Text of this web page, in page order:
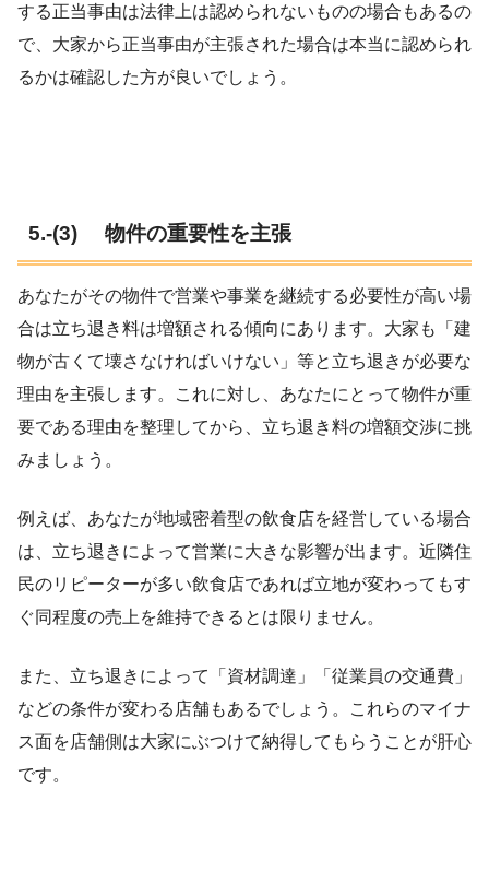
する正当事由は法律上は認められないものの場合もあるの
で、大家から正当事由が主張された場合は本当に認められ
るかは確認した方が良いでしょう。
5.-(3) 物件の重要性を主張
あなたがその物件で営業や事業を継続する必要性が高い場
合は立ち退き料は増額される傾向にあります。大家も「建
物が古くて壊さなければいけない」等と立ち退きが必要な
理由を主張します。これに対し、あなたにとって物件が重
要である理由を整理してから、立ち退き料の増額交渉に挑
みましょう。
例えば、あなたが地域密着型の飲食店を経営している場合
は、立ち退きによって営業に大きな影響が出ます。近隣住
民のリピーターが多い飲食店であれば立地が変わってもす
ぐ同程度の売上を維持できるとは限りません。
また、立ち退きによって「資材調達」「従業員の交通費」
などの条件が変わる店舗もあるでしょう。これらのマイナ
ス面を店舗側は大家にぶつけて納得してもらうことが肝心
です。